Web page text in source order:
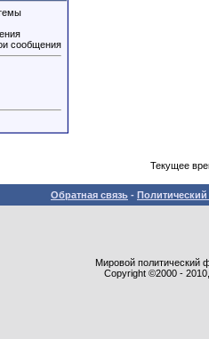
сообщения
Текущее
Обратная связь -
Мировой политический
Copyright ©2000 -